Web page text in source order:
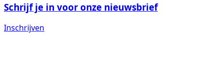
Schrijf je in voor onze nieuwsbrief
Inschrijven